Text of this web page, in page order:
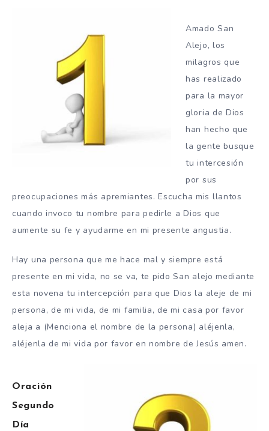
Amado San
Alejo, los
milagros que
has realizado
para la mayor
gloria de Dios
han hecho que
la gente busque
tu intercesión
por sus
preocupaciones más apremiantes. Escucha mis llantos
cuando invoco tu nombre para pedirle a Dios que
aumente su fe y ayudarme en mi presente angustia.
Hay una persona que me hace mal y siempre está
presente en mi vida, no se va, te pido San alejo mediante
esta novena tu intercepción para que Dios la aleje de mi
persona, de mi vida, de mi familia, de mi casa por favor
aleja a (Menciona el nombre de la persona) aléjenla,
aléjenla de mi vida por favor en nombre de Jesús amen.
Oración
Segundo
Día